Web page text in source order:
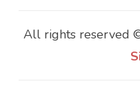
All rights reserved